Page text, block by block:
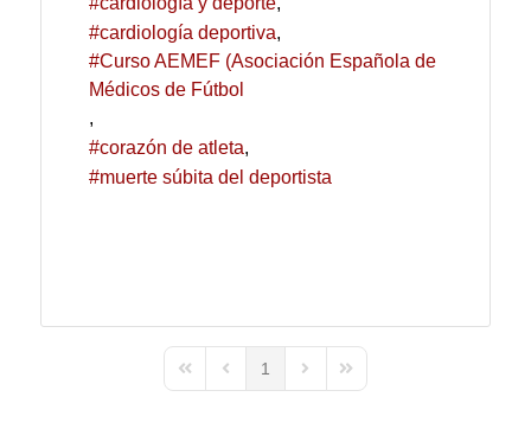
cardiología deportiva
Curso AEMEF (Asociación Española de
Médicos de Fútbol
corazón de atleta
muerte súbita del deportista
First PagePrevious Page
1
Next PageLast Page